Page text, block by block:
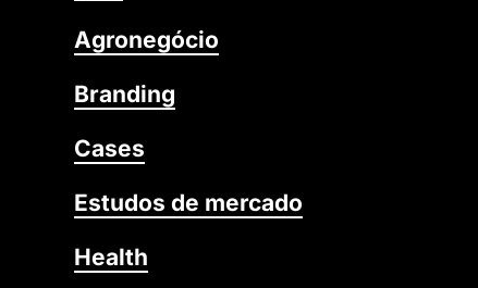
Agronegócio
Branding
Cases
Estudos de mercado
Health